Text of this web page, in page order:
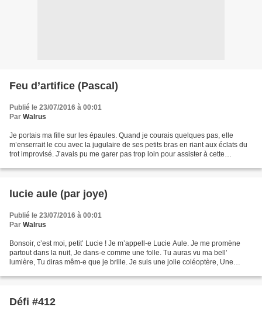
Feu d’artifice (Pascal)
Publié le 23/07/2016 à 00:01
Par Walrus
Je portais ma fille sur les épaules. Quand je courais quelques pas, elle
m’enserrait le cou avec la jugulaire de ses petits bras en riant aux éclats du
trot improvisé. J’avais pu me garer pas trop loin pour assister à cette
lucie aule (par joye)
Publié le 23/07/2016 à 00:01
Par Walrus
Bonsoir, c’est moi, petit’ Lucie ! Je m’appell-e Lucie Aule. Je me promène
partout dans la nuit, Je dans-e comme une folle. Tu auras vu ma bell’
lumière, Tu diras mêm-e que je brille. Je suis une jolie coléoptère, Une
Défi #412